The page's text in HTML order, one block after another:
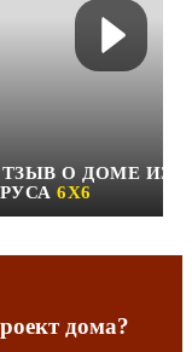
О ДОМЕ ИЗ
6Х6
дома?